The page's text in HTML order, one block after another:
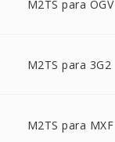
M2TS para OGV
M2TS para 3G2
M2TS para MXF